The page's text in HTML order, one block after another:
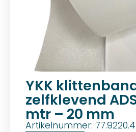
YKK
zelfklevend
mtr – 20 mm
Artikelnummer: